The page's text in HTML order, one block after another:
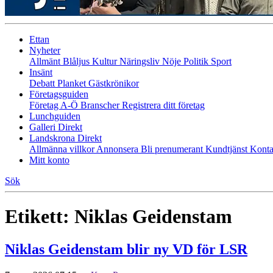
Ettan
Nyheter
Allmänt Blåljus KulturNäringsliv Nöje Politik Sport
Insänt
Debatt Planket Gästkrönikor
Företagsguiden
Företag A-Ö BranscherRegistrera ditt företag
Lunchguiden
Galleri Direkt
Landskrona Direkt
Allmänna villkorAnnonsera Bli prenumerant Kundtjänst
Mitt konto
Sök
Etikett: Niklas Geidenstam
Niklas Geidenstam blir ny VD för LSR